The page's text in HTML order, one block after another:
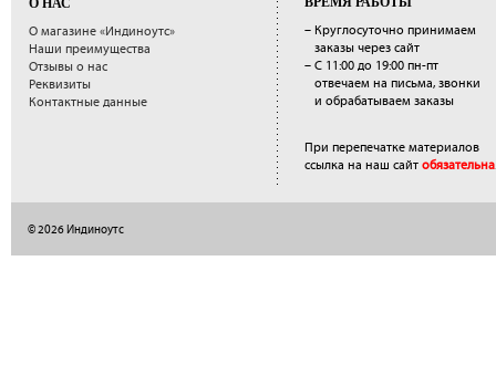
О НАС
О магазине «Индиноутс»
Наши преимущества
Отзывы о нас
Реквизиты
Контактные данные
– Круглосуточно принимаем
заказы через сайт
– С 11:00 до 19:00 пн-пт
отвечаем на письма, звонки
и обрабатываем заказы
При перепечатке материалов
ссылка на наш сайт обязательна.
© 2026 Индиноутс